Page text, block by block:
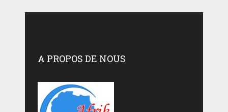
A PROPOS DE NOUS